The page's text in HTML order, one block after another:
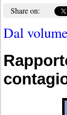
Share on:
Dal